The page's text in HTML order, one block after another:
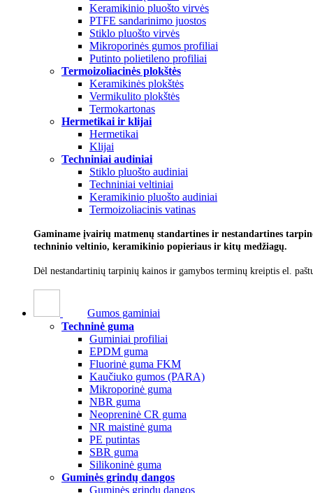
Keramikinio pluošto virvės
PTFE sandarinimo juostos
Stiklo pluošto virvės
Mikroporinės gumos profiliai
Putinto polietileno profiliai
Termoizoliacinės plokštės
Keramikinės plokštės
Vermikulito plokštės
Termokartonas
Hermetikai ir klijai
Hermetikai
Klijai
Techniniai audiniai
Stiklo pluošto audiniai
Techniniai veltiniai
Keramikinio pluošto audiniai
Termoizoliacinis vatinas
Gaminame įvairių matmenų standartines ir nestandartines
techninio veltinio, keramikinio popieriaus ir kitų medžiagų.
Dėl nestandartinių tarpinių kainos ir gamybos terminų kreiptis el.
Gumos gaminiai
Techninė guma
Guminiai profiliai
EPDM guma
Fluorinė guma FKM
Kaučiuko gumos (PARA)
Mikroporinė guma
NBR guma
Neopreninė CR guma
NR maistinė guma
PE putintas
SBR guma
Silikoninė guma
Guminės grindų dangos
Guminės grindų dangos